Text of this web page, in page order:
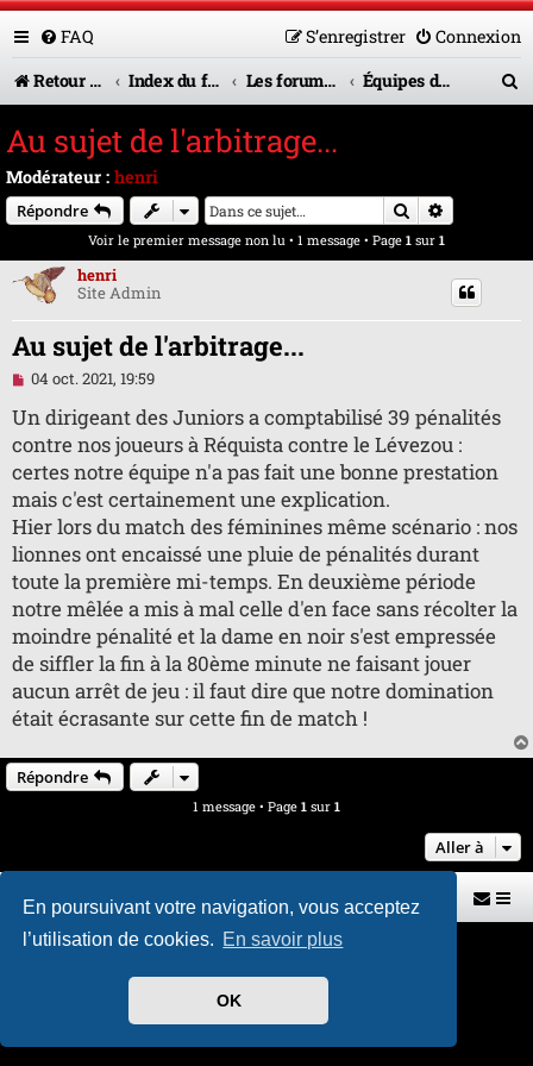
En poursuivant votre navigation, vous acceptez
l’utilisation de cookies. En savoir plus
OK
FAQ Connexion
S’enregistrer
Retour vers le site U.A.G.R.
Index du forum Les forums en service Équipes de jeunes
r
Au sujet de l'arbitrage...
Modérateur : henri
Répondre Rechercher
Voir le premier message non lu • 1 message • Page 1 sur 1
henri
Site Admin
Au sujet de l'arbitrage...
M
s
s
a
g
e
n
o
n
l
u
04 oct. 2021, 19:59
Un dirigeant des Juniors a comptabilisé 39 pénalités
contre nos joueurs à Réquista contre le Lévezou :
certes notre équipe n'a pas fait une bonne prestation
mais c'est certainement une explication.
Hier lors du match des féminines même scénario : nos
lionnes ont encaissé une pluie de pénalités durant
toute la première mi-temps. En deuxième période
notre mêlée a mis à mal celle d'en face sans récolter la
moindre pénalité et la dame en noir s'est empressée
de siffler la fin à la 80ème minute ne faisant jouer
aucun arrêt de jeu : il faut dire que notre domination
était écrasante sur cette fin de match !
Répondre
1 message • Page 1 sur 1
Aller à
Retour vers le site U.A.G.R. Index du forum
Développé parphpBB® Forum Software © phpBB Limited
H. DREUILHE avec l'aide de CABOT
Confidentialité